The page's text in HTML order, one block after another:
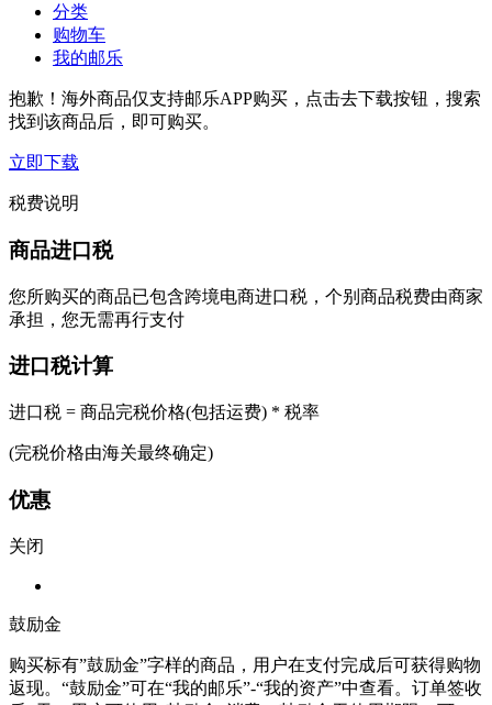
分类
购物车
我的邮乐
抱歉！海外商品仅支持邮乐APP购买，点击去下载按钮，搜索
找到该商品后，即可购买。
立即下载
税费说明
商品进口税
您所购买的商品已包含跨境电商进口税，个别商品税费由商家
承担，您无需再行支付
进口税计算
进口税 = 商品完税价格(包括运费) * 税率
(完税价格由海关最终确定)
优惠
关闭
鼓励金
购买标有”鼓励金”字样的商品，用户在支付完成后可获得购物
返现。“鼓励金”可在“我的邮乐”-“我的资产”中查看。订单签收